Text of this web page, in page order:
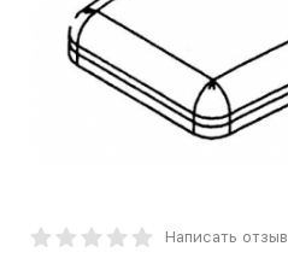
Написать отзыв